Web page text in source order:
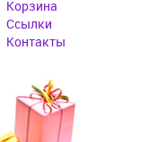
Корзина
Cсылки
Контакты